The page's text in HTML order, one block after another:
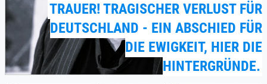
TRAUER! TRAGISCHER VERLUST FÜR
DEUTSCHLAND - EIN ABSCHIED FÜR
DIE EWIGKEIT, HIER DIE
HINTERGRÜNDE.